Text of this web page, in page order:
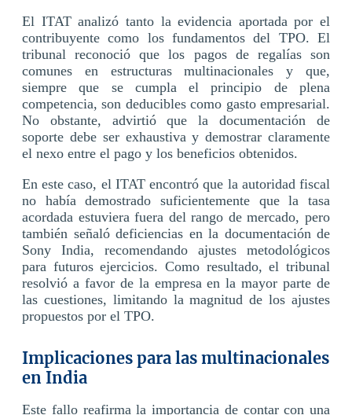
El ITAT analizó tanto la evidencia aportada por el
contribuyente como los fundamentos del TPO. El
tribunal reconoció que los pagos de regalías son
comunes en estructuras multinacionales y que,
siempre que se cumpla el principio de plena
competencia, son deducibles como gasto empresarial.
No obstante, advirtió que la documentación de
soporte debe ser exhaustiva y demostrar claramente
el nexo entre el pago y los beneficios obtenidos.
En este caso, el ITAT encontró que la autoridad fiscal
no había demostrado suficientemente que la tasa
acordada estuviera fuera del rango de mercado, pero
también señaló deficiencias en la documentación de
Sony India, recomendando ajustes metodológicos
para futuros ejercicios. Como resultado, el tribunal
resolvió a favor de la empresa en la mayor parte de
las cuestiones, limitando la magnitud de los ajustes
propuestos por el TPO.
Implicaciones para las multinacionales
en India
Este fallo reafirma la importancia de contar con una